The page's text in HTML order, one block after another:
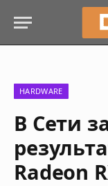
HARDWARE
В Сети
Radeon